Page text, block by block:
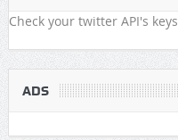
Check your twitter API's keys
ADS